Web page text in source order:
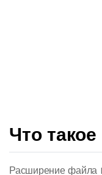
Что
Расширение файла